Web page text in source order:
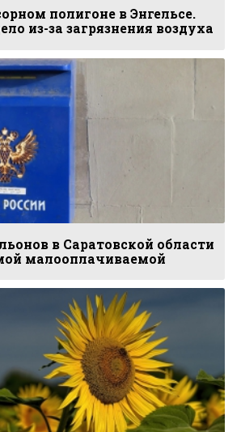
полигоне в Энгельсе.
из-за загрязнения воздуха
в Саратовской области
малооплачиваемой